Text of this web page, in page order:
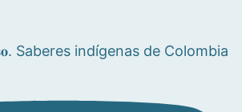
Saberes indígenas de Colombia